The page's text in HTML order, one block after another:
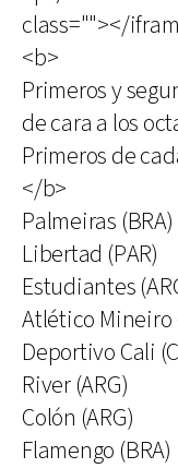
class=""></
<b>
Primeros y
de cara a los
Primeros de
</b>
Palmeiras (BRA)
Libertad (PAR)
Estudiantes
Atlético Mineiro
Deportivo Cali
River (ARG)
Colón (ARG)
Flamengo (BRA)